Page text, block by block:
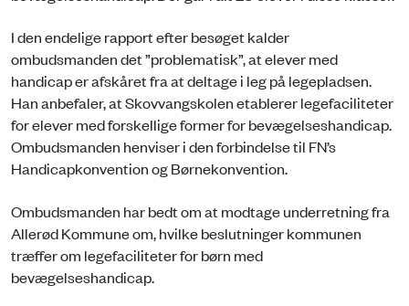
I den endelige rapport efter besøget kalder
ombudsmanden det ”problematisk”, at elever med
handicap er afskåret fra at deltage i leg på legepladsen.
Han anbefaler, at Skovvangskolen etablerer legefaciliteter
for elever med forskellige former for bevægelseshandicap.
Ombudsmanden henviser i den forbindelse til FN’s
Handicapkonvention og Børnekonvention.
Ombudsmanden har bedt om at modtage underretning fra
Allerød Kommune om, hvilke beslutninger kommunen
træffer om legefaciliteter for børn med
bevægelseshandicap.